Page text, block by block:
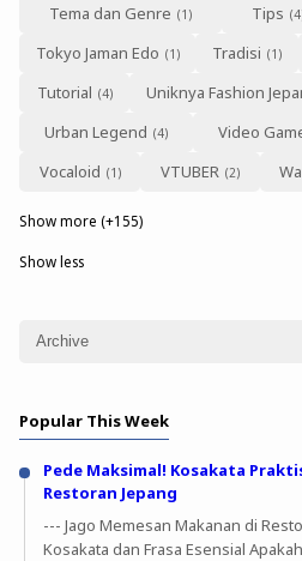
Tema dan Genre
Tips
Tokyo Jaman Edo
Tradisi
Tutorial
Uniknya Fashion
Urban Legend
Video
Vocaloid
VTUBER
Show more (+155)
Show less
Popular This Week
Pede Maksimal! Kosakata
Restoran Jepang
--- Jago Memesan Makanan di
Kosakata dan Frasa Esensial